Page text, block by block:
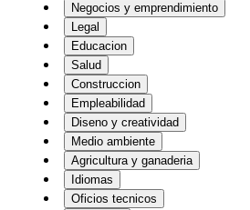
Negocios y emprendimiento
Legal
Educacion
Salud
Construccion
Empleabilidad
Diseno y creatividad
Medio ambiente
Agricultura y ganaderia
Idiomas
Oficios tecnicos